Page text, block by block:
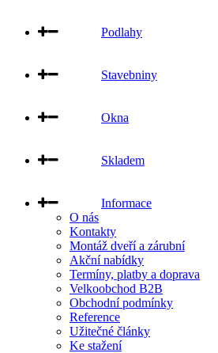
Podlahy
Stavebniny
Okna
Skladem
Informace
O nás
Kontakty
Montáž dveří a zárubní
Akční nabídky
Termíny, platby a doprava
Velkoobchod B2B
Obchodní podmínky
Reference
Užitečné články
Ke stažení